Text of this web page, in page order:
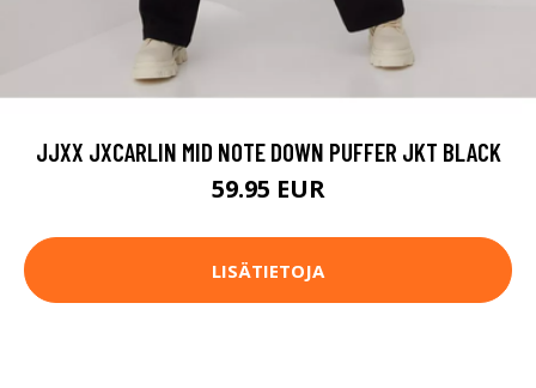
JJXX JXCARLIN MID NOTE DOWN PUFFER JKT BLACK
59.95 EUR
LISÄTIETOJA